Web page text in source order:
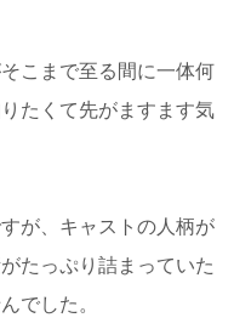
こまで至る間に一体何
たくて先がますます気
が、キャストの人柄が
たっぷり詰まっていた
でした。